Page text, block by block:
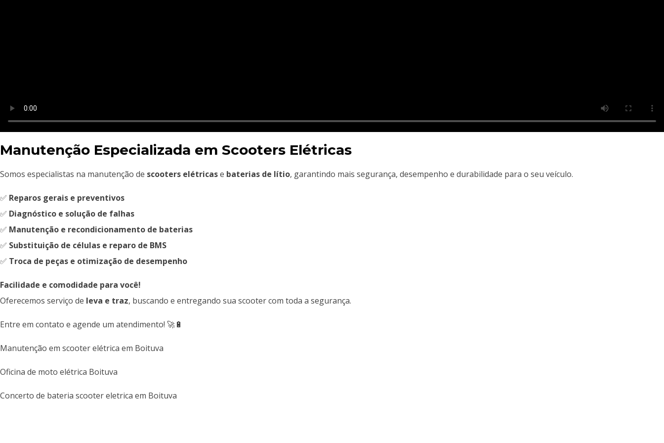
Manutenção Especializada em Scooters Elétricas
Somos especialistas na manutenção de scooters elétricase baterias de lítio, garantindo mais segurança, desempenho e durabilidade para o seu veículo.
✅ Reparos gerais e preventivos
✅ Diagnóstico e solução de falhas
✅ Manutenção e recondicionamento de baterias
✅ Substituição de células e reparo de BMS
✅ Troca de peças e otimização de desempenho
Facilidade e comodidade para você!
Oferecemos serviço de leva e traz, buscando e entregando sua scooter com toda a segurança.
Entre em contato e agende um atendimento! 🚀🔋
Manutenção em scooter elétrica em Boituva
Oficina de moto elétrica Boituva
Concerto de bateria scooter eletrica em Boituva